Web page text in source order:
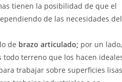
tienen la posibilidad de que el
de las necesidades del
de brazo articulado; por un lado,
terreno que los hacen
trabajar sobre superficies lisas